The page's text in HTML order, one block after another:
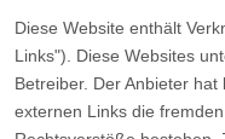
Diese Website enthält
Links"). Diese Websites
Betreiber. Der Anbieter
externen Links die